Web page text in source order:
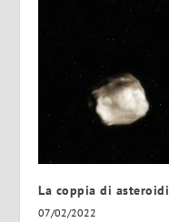
La coppia di
07/02/2022